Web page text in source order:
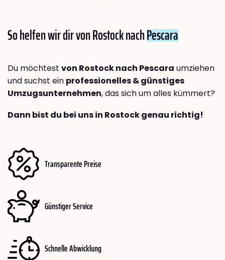
So helfen wir dir von Rostock nachPescara
Du möchtest von Rostock nach Pescara umziehen
und suchst ein professionelles & günstiges
Umzugsunternehmen, das sich um alles kümmert?
Dann bist du bei uns in Rostock genau richtig!
Transparente Preise
Günstiger Service
Schnelle Abwicklung